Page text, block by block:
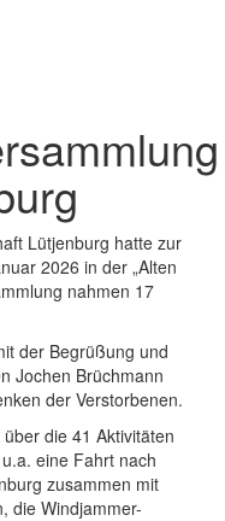
Lütjenburg hatte zur
2026 in der „Alten
nahmen 17
der Begrüßung und
Jochen Brüchmann
der Verstorbenen.
die 41 Aktivitäten
eine Fahrt nach
zusammen mit
die Windjammer-